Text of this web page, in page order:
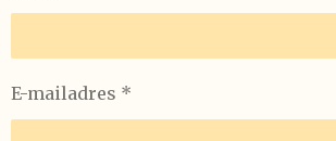
E-mailadres *